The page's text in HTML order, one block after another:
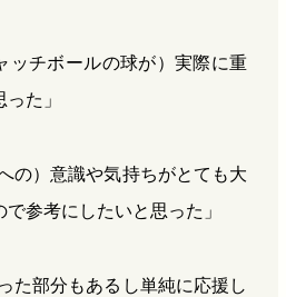
ッチボールの球が）実際に重
た」
の）意識や気持ちがとても大
参考にしたいと思った」
た部分もあるし単純に応援し